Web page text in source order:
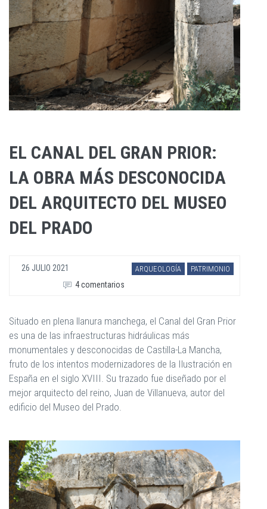
EL CANAL DEL GRAN PRIOR:
LA OBRA MÁS DESCONOCIDA
DEL ARQUITECTO DEL MUSEO
DEL PRADO
26 JULIO 2021 ARQUEOLOGÍA PATRIMONIO
4 comentarios
Situado en plena llanura manchega, el Canal del Gran Prior
es una de las infraestructuras hidráulicas más
monumentales y desconocidas de Castilla-La Mancha,
fruto de los intentos modernizadores de la Ilustración en
España en el siglo XVIII. Su trazado fue diseñado por el
mejor arquitecto del reino, Juan de Villanueva, autor del
edificio del Museo del Prado.